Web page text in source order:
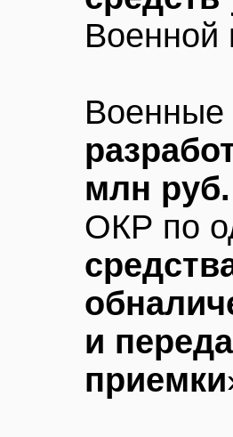
млн руб.
ОКР по
и
приемки